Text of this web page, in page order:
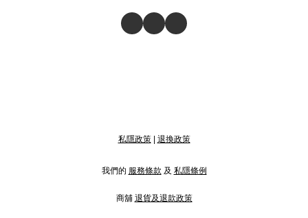
私隱政策| 退換政策
我們的 服務條款 及 私隱條例
商舖 退貨及退款政策